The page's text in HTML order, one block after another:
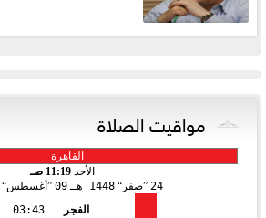
مواقيت الصلاة
الأحد11:19 صـ
24 صفر 1448 هـ 09 أغسطس
الفجر
03:43